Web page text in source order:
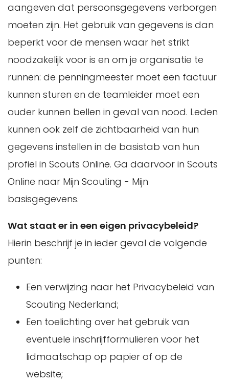
aangeven dat persoonsgegevens verborgen
moeten zijn. Het gebruik van gegevens is dan
beperkt voor de mensen waar het strikt
noodzakelijk voor is en om je organisatie te
runnen: de penningmeester moet een factuur
kunnen sturen en de teamleider moet een
ouder kunnen bellen in geval van nood. Leden
kunnen ook zelf de zichtbaarheid van hun
gegevens instellen in de basistab van hun
profiel in Scouts Online. Ga daarvoor in Scouts
Online naar Mijn Scouting - Mijn
basisgegevens.
Wat staat er in een eigen privacybeleid?
Hierin beschrijf je in ieder geval de volgende
punten:
Een verwijzing naar het Privacybeleid van
Scouting Nederland;
Een toelichting over het gebruik van
eventuele inschrijfformulieren voor het
lidmaatschap op papier of op de
website;